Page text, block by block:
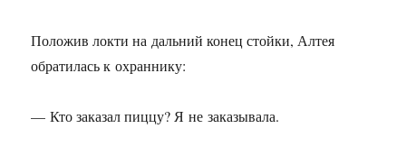
Положив локти на дальний конец стойки, Алтея
обратилась к охраннику:
— Кто заказал пиццу? Я не заказывала.